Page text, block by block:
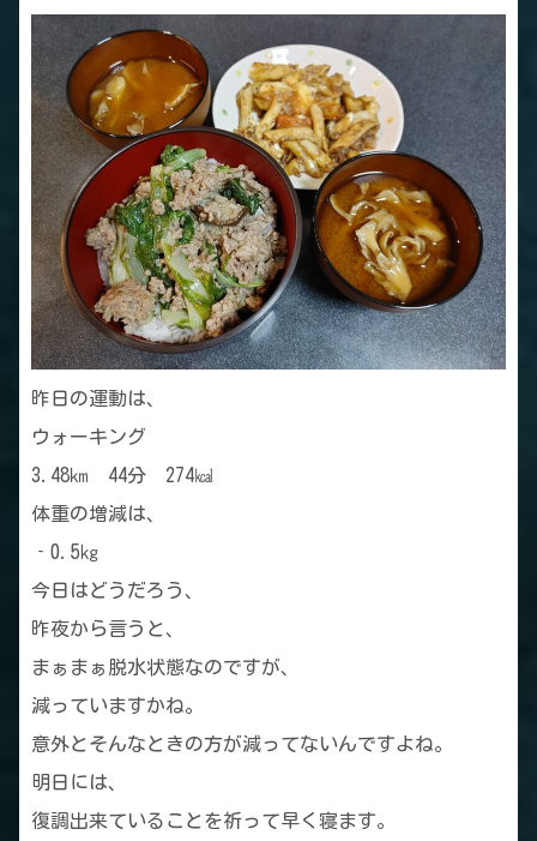
昨日の運動は、
ウォーキング
3.48㎞ 44分 274㎉
体重の増減は、
‐0.5㎏
今日はどうだろう、
昨夜から言うと、
まぁまぁ脱水状態なのですが、
減っていますかね。
意外とそんなときの方が減ってないんですよね。
明日には、
復調出来ていることを祈って早く寝ます。